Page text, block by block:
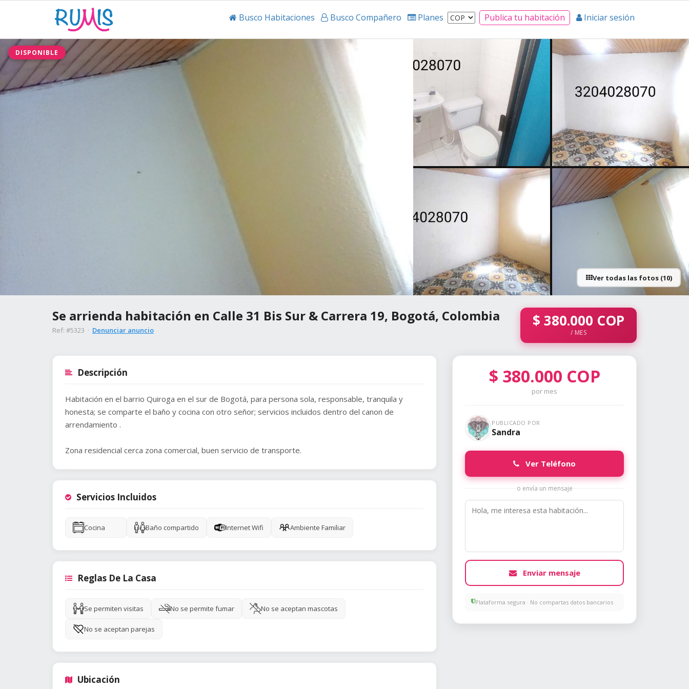
Busco Habitaciones Busco Compañero Planes Publica tu habitación Iniciar sesión
DISPONIBLE
Ver todas las fotos (10)
Se arrienda habitación en Calle 31 Bis Sur & Carrera 19, Bogotá, Colombia
Ref: #5323 · Denunciar anuncio
$ 380.000 COP
/ MES
Descripción
Habitación en el barrio Quiroga en el sur de Bogotá, para persona sola, responsable, tranquila y
honesta; se comparte el baño y cocina con otro señor; servicios incluidos dentro del canon de
arrendamiento .
Zona residencial cerca zona comercial, buen servicio de transporte.
Servicios Incluidos
Cocina Baño compartido Internet Wifi Ambiente Familiar
Reglas De La Casa
Se permiten visitas No se permite fumar No se aceptan mascotas
No se aceptan parejas
Ubicación
$ 380.000 COP
por mes
PUBLICADO POR
Sandra
Ver Teléfono
o envía un mensaje
Enviar mensaje
Plataforma segura · No compartas datos bancarios